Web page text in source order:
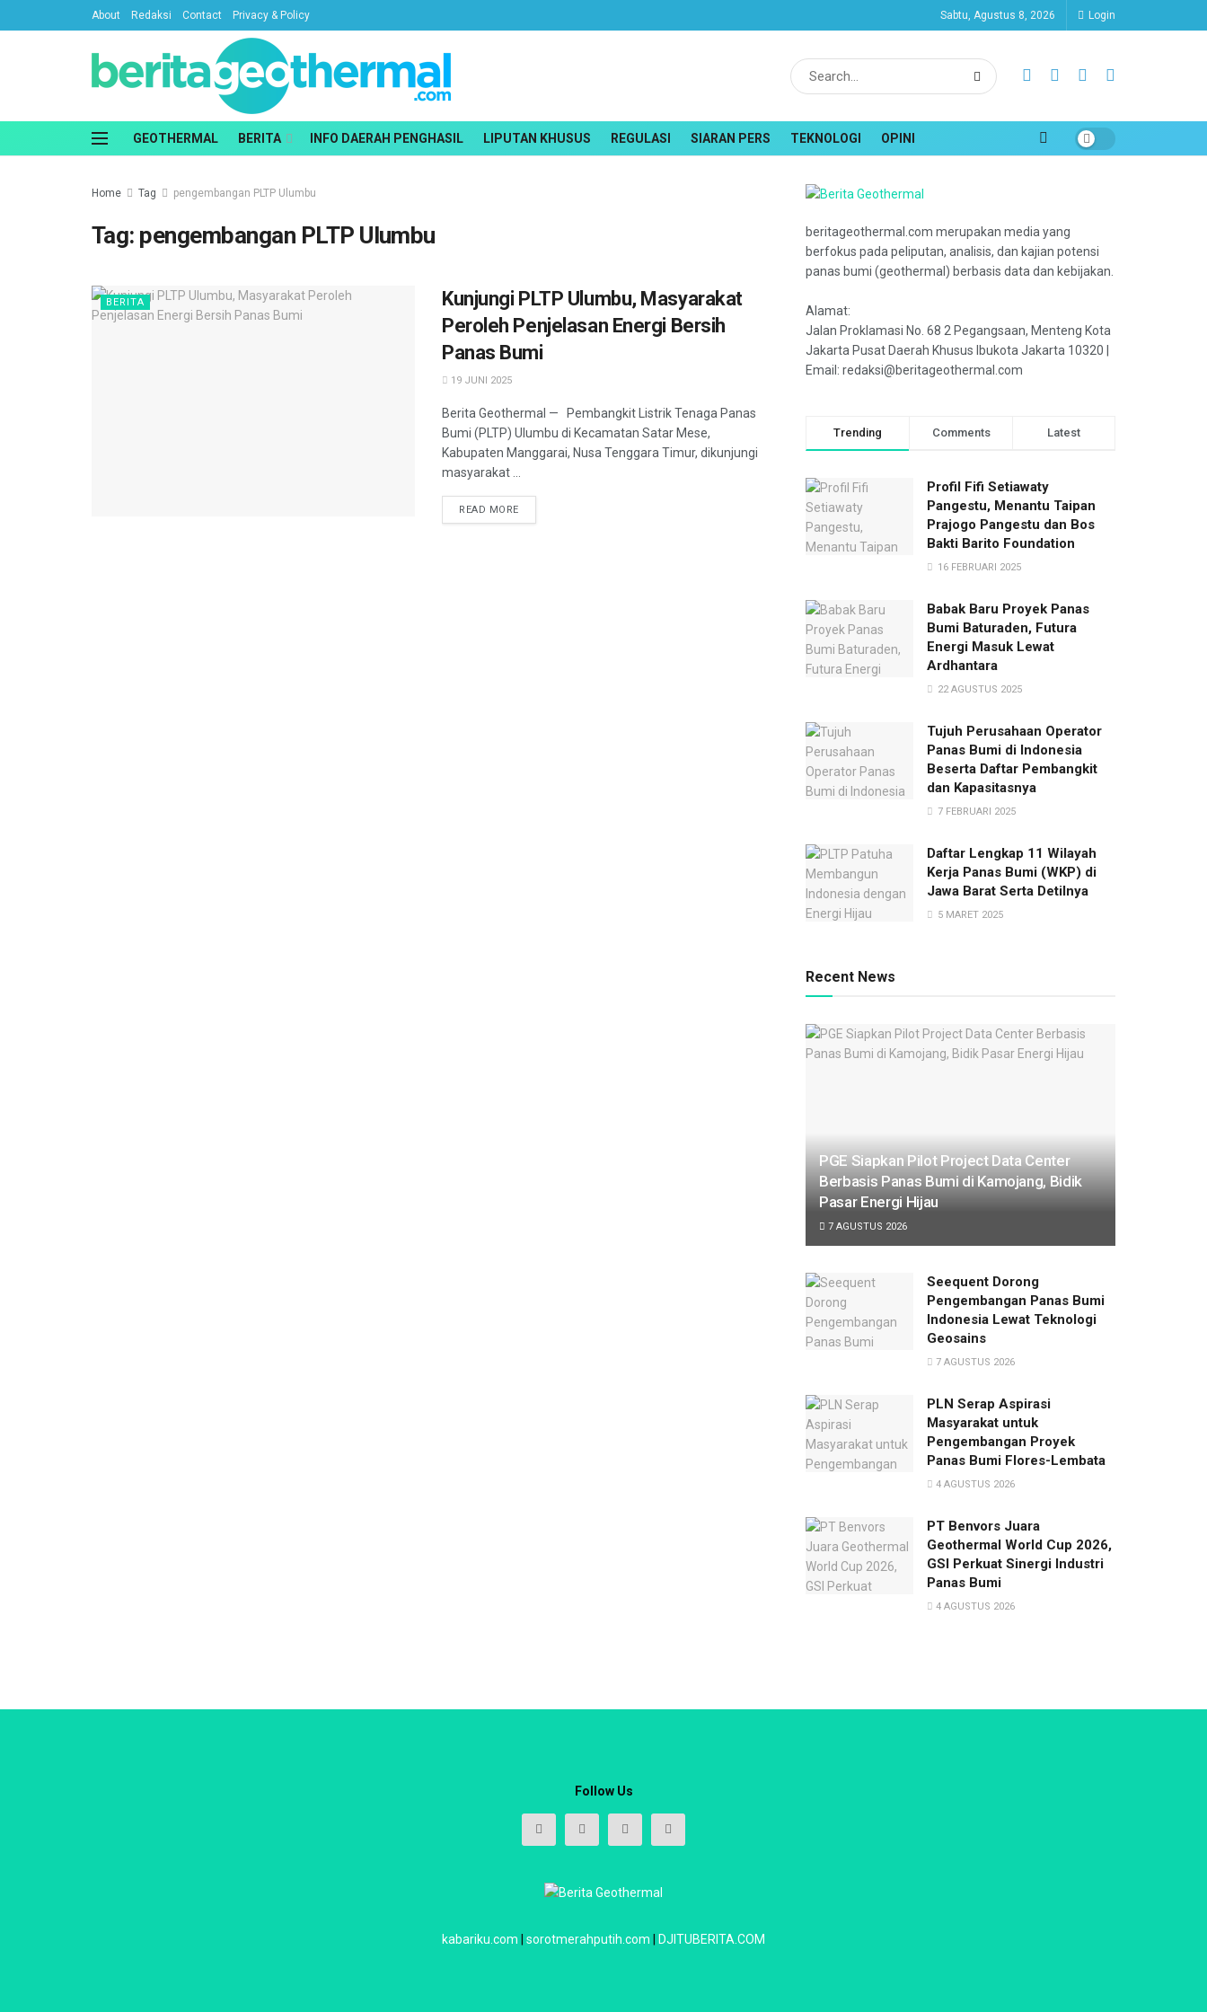
About Redaksi Contact Privacy & Policy Sabtu, Agustus 8, 2026 Login
GEOTHERMAL BERITA INFO DAERAH PENGHASIL LIPUTAN KHUSUS REGULASI SIARAN PERS TEKNOLOGI OPINI
Home Tag pengembangan PLTP Ulumbu
Tag: pengembangan PLTP Ulumbu
BERITA
Kunjungi PLTP Ulumbu, Masyarakat
Peroleh Penjelasan Energi Bersih
Panas Bumi
19 JUNI 2025
Berita Geothermal — Pembangkit Listrik Tenaga Panas
Bumi (PLTP) Ulumbu di Kecamatan Satar Mese,
Kabupaten Manggarai, Nusa Tenggara Timur, dikunjungi
masyarakat ...
READ MORE
beritageothermal.com merupakan media yang
berfokus pada peliputan, analisis, dan kajian potensi
panas bumi (geothermal) berbasis data dan kebijakan.
Alamat:
Jalan Proklamasi No. 68 2 Pegangsaan, Menteng Kota
Jakarta Pusat Daerah Khusus Ibukota Jakarta 10320 |
Email: redaksi@beritageothermal.com
Trending Comments Latest
Profil Fifi Setiawaty
Pangestu, Menantu Taipan
Prajogo Pangestu dan Bos
Bakti Barito Foundation
16 FEBRUARI 2025
Babak Baru Proyek Panas
Bumi Baturaden, Futura
Energi Masuk Lewat
Ardhantara
22 AGUSTUS 2025
Tujuh Perusahaan Operator
Panas Bumi di Indonesia
Beserta Daftar Pembangkit
dan Kapasitasnya
7 FEBRUARI 2025
Daftar Lengkap 11 Wilayah
Kerja Panas Bumi (WKP) di
Jawa Barat Serta Detilnya
5 MARET 2025
Recent News
PGE Siapkan Pilot Project Data Center
Berbasis Panas Bumi di Kamojang, Bidik
Pasar Energi Hijau
7 AGUSTUS 2026
Seequent Dorong
Pengembangan Panas Bumi
Indonesia Lewat Teknologi
Geosains
7 AGUSTUS 2026
PLN Serap Aspirasi
Masyarakat untuk
Pengembangan Proyek
Panas Bumi Flores-Lembata
4 AGUSTUS 2026
PT Benvors Juara
Geothermal World Cup 2026,
GSI Perkuat Sinergi Industri
Panas Bumi
4 AGUSTUS 2026
Follow Us
kabariku.com sorotmerahputih.com DJITUBERITA.COM